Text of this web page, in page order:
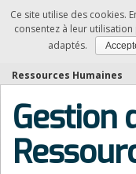
Accueil»La
Ressources Humaines
Gestion
Ce site utilise des cookies.
consentez à leur
adaptés.